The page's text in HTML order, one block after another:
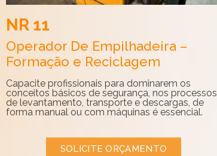
NR 11
Operador De Empilhadeira –
Formação e Reciclagem
Capacite profissionais para dominarem os
conceitos básicos de segurança, nos processos
de levantamento, transporte e descargas, de
forma manual ou com máquinas é essencial.
SOLICITE ORÇAMENTO